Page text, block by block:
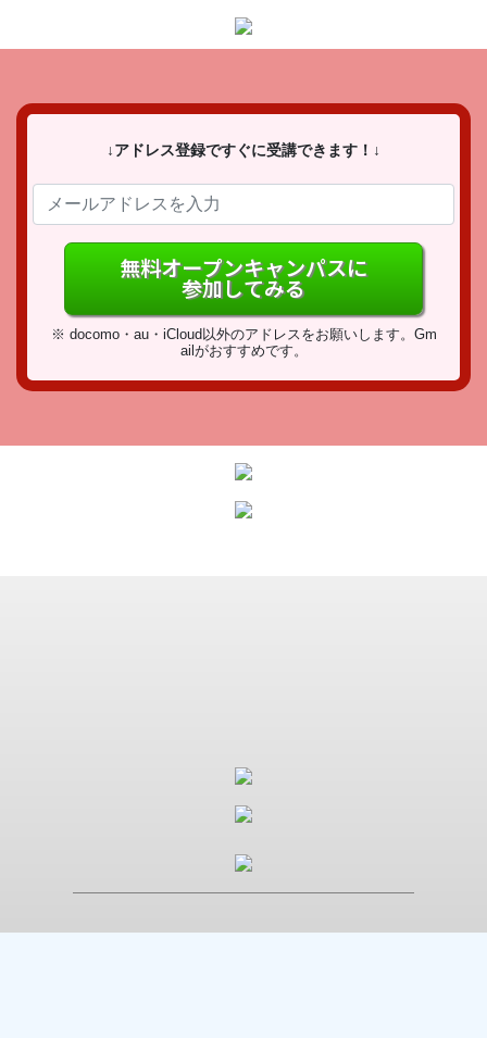
↓アドレス登録ですぐに受講できます！↓
無料オープンキャンパスに
参加してみる
※ docomo・au・iCloud以外のアドレスをお願いします。Gm
ailがおすすめです。